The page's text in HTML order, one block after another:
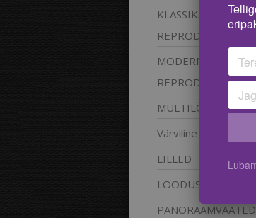
KLASSIKALISED
MODERNSE
MULTILÕUENDID
Värviline
LILLED
LOODUS
PANORAAMVAATED